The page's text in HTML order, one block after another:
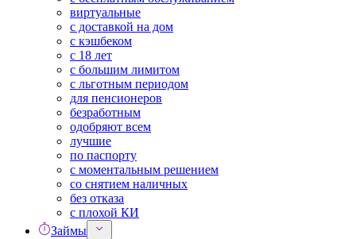
виртуальные
с доставкой на дом
с кэшбеком
с 18 лет
с большим лимитом
с льготным периодом
для пенсионеров
безработным
одобряют всем
лучшие
по паспорту
с моментальным решением
со снятием наличных
без отказа
с плохой КИ
Займы